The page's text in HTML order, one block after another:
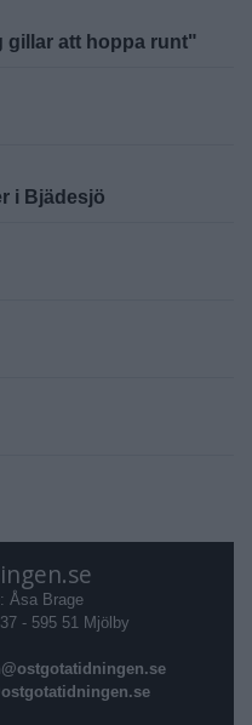
gillar att hoppa runt"
i Bjädesjö
Åsa Brage
- 595 51 Mjölby